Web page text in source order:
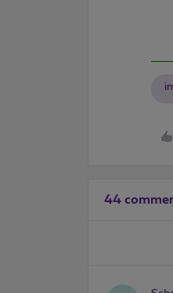
44